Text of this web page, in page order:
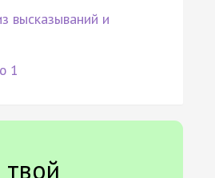
высказываний и
1